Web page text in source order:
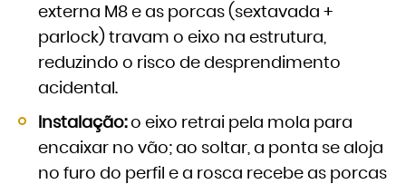
externa M8 e as porcas (sextavada +
parlock) travam o eixo na estrutura,
reduzindo o risco de desprendimento
acidental.
Instalação:o eixo retrai pela mola para
encaixar no vão; ao soltar, a ponta se aloja
no furo do perfil e a rosca recebe as porcas